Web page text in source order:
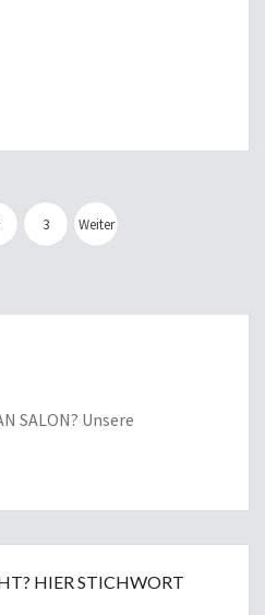
Seitennummerierung
der
Beiträge
3 Weiter
SALON? Unsere
HIER STICHWORT